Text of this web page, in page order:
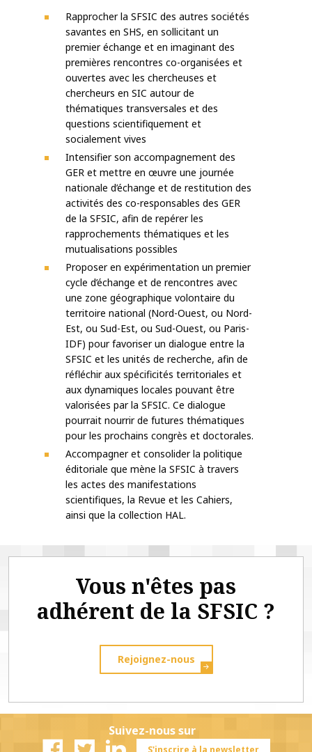
Rapprocher la SFSIC des autres sociétés
savantes en SHS, en sollicitant un
premier échange et en imaginant des
premières rencontres co-organisées et
ouvertes avec les chercheuses et
chercheurs en SIC autour de
thématiques transversales et des
questions scientifiquement et
socialement vives
Intensifier son accompagnement des
GER et mettre en œuvre une journée
nationale d’échange et de restitution des
activités des co-responsables des GER
de la SFSIC, afin de repérer les
rapprochements thématiques et les
mutualisations possibles
Proposer en expérimentation un premier
cycle d’échange et de rencontres avec
une zone géographique volontaire du
territoire national (Nord-Ouest, ou Nord-
Est, ou Sud-Est, ou Sud-Ouest, ou Paris-
IDF) pour favoriser un dialogue entre la
SFSIC et les unités de recherche, afin de
réfléchir aux spécificités territoriales et
aux dynamiques locales pouvant être
valorisées par la SFSIC. Ce dialogue
pourrait nourrir de futures thématiques
pour les prochains congrès et doctorales.
Accompagner et consolider la politique
éditoriale que mène la SFSIC à travers
les actes des manifestations
scientifiques, la Revue et les Cahiers,
ainsi que la collection HAL.
Vous n'êtes pas
adhérent de la SFSIC ?
Rejoignez-nous
Suivez-nous sur
S'inscrire à la newsletter